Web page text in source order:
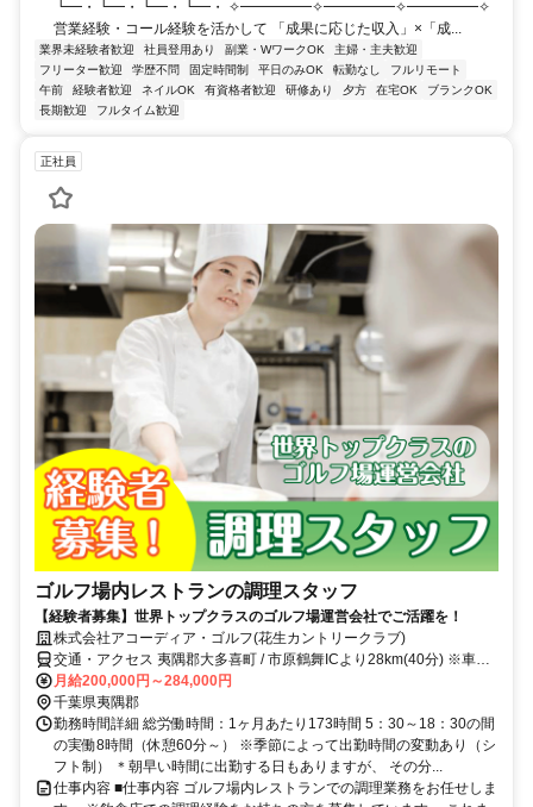
┗━・┗━・┗━・┗━・ ✧━━━━━✧━━━━━✧━━━━━✧
営業経験・コール経験を活かして 「成果に応じた収入」×「成...
業界未経験者歓迎 社員登用あり 副業・WワークOK
主婦・主夫歓迎
フリーター歓迎
学歴不問 固定時間制 平日のみOK 転勤なし
フルリモート
午前
経験者歓迎 ネイルOK 有資格者歓迎 研修あり 夕方 在宅OK
ブランクOK
長期歓迎
フルタイム歓迎
正社員
ゴルフ場内レストランの調理スタッフ
【経験者募集】世界トップクラスのゴルフ場運営会社でご活躍を！
株式会社アコーディア・ゴルフ(花生カントリークラブ)
交通・アクセス 夷隅郡大多喜町 / 市原鶴舞ICより28km(40分) ※車・
バイク通勤OK
月給200,000円～284,000円
千葉県夷隅郡
勤務時間詳細 総労働時間：1ヶ月あたり173時間 5：30～18：30の間
の実働8時間（休憩60分～） ※季節によって出勤時間の変動あり（シ
フト制） ＊朝早い時間に出勤する日もありますが、 その分...
仕事内容 ■仕事内容 ゴルフ場内レストランでの調理業務をお任せしま